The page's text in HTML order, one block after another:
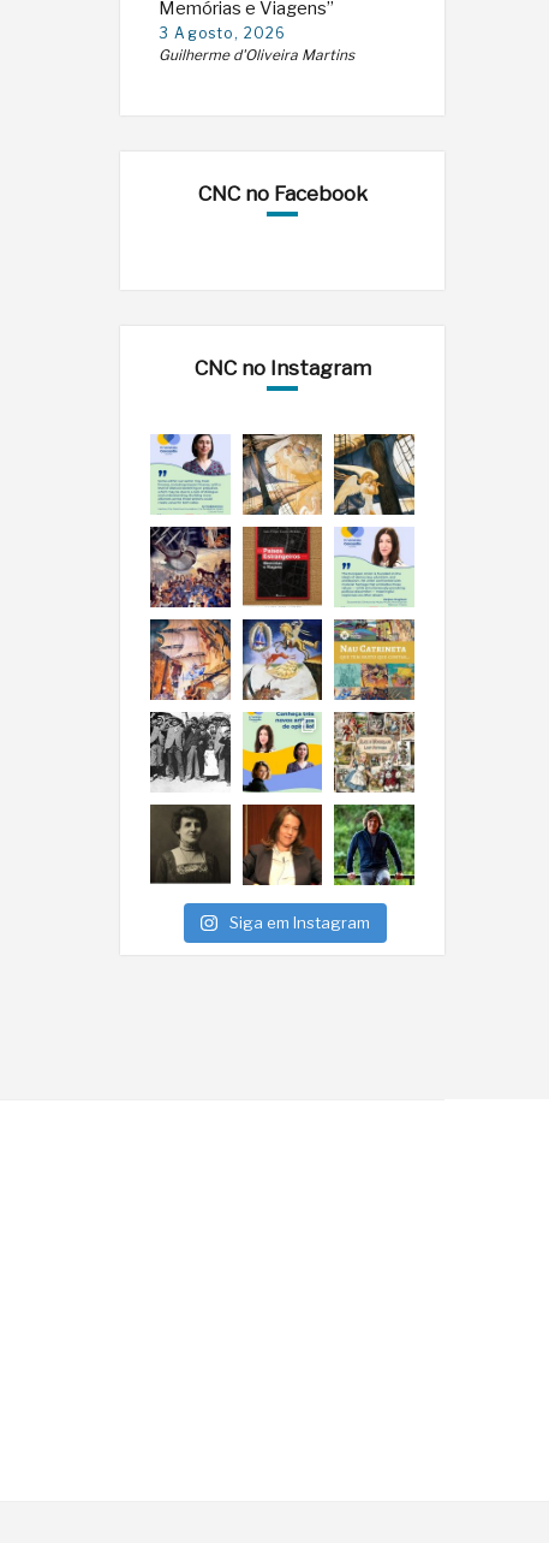
Memórias e Viagens”
3 Agosto, 2026
Guilherme d'Oliveira Martins
CNC no Facebook
CNC no Instagram
Siga em Instagram